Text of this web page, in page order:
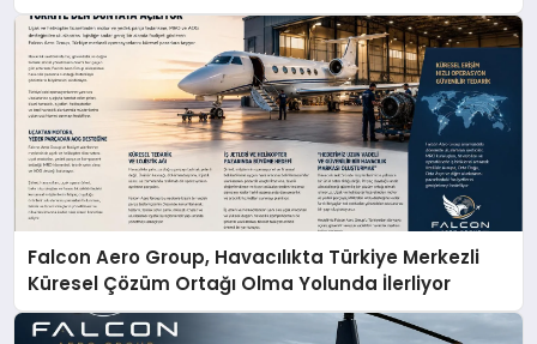
Falcon Aero Group, Havacılıkta Türkiye Merkezli
Küresel Çözüm Ortağı Olma Yolunda İlerliyor